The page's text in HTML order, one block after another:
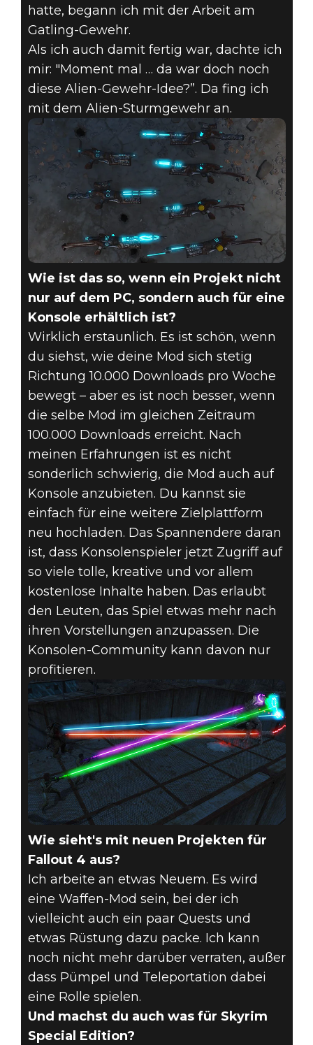
hatte, begann ich mit der Arbeit am
Gatling-Gewehr.
Als ich auch damit fertig war, dachte ich
mir: "Moment mal … da war doch noch
diese Alien-Gewehr-Idee?”. Da fing ich
mit dem Alien-Sturmgewehr an.
Wie ist das so, wenn ein Projekt nicht
nur auf dem PC, sondern auch für eine
Konsole erhältlich ist?
Wirklich erstaunlich. Es ist schön, wenn
du siehst, wie deine Mod sich stetig
Richtung 10.000 Downloads pro Woche
bewegt – aber es ist noch besser, wenn
die selbe Mod im gleichen Zeitraum
100.000 Downloads erreicht. Nach
meinen Erfahrungen ist es nicht
sonderlich schwierig, die Mod auch auf
Konsole anzubieten. Du kannst sie
einfach für eine weitere Zielplattform
neu hochladen. Das Spannendere daran
ist, dass Konsolenspieler jetzt Zugriff auf
so viele tolle, kreative und vor allem
kostenlose Inhalte haben. Das erlaubt
den Leuten, das Spiel etwas mehr nach
ihren Vorstellungen anzupassen. Die
Konsolen-Community kann davon nur
profitieren.
Wie sieht's mit neuen Projekten für
Fallout 4 aus?
Ich arbeite an etwas Neuem. Es wird
eine Waffen-Mod sein, bei der ich
vielleicht auch ein paar Quests und
etwas Rüstung dazu packe. Ich kann
noch nicht mehr darüber verraten, außer
dass Pümpel und Teleportation dabei
eine Rolle spielen.
Und machst du auch was für Skyrim
Special Edition?